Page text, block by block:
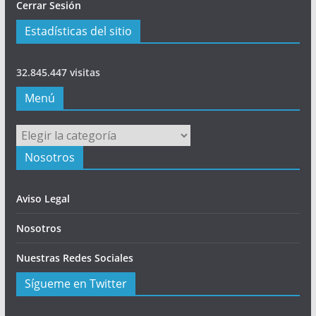
Cerrar Sesión
Estadísticas del sitio
32.845.447 visitas
Menú
Menú
Nosotros
Aviso Legal
Nosotros
Nuestras Redes Sociales
Sígueme en Twitter